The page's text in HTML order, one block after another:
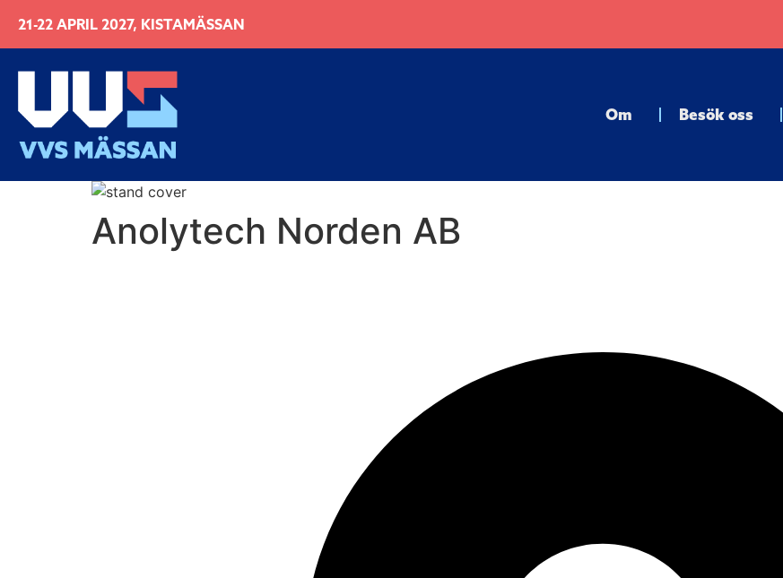
21-22 APRIL 2027, KISTAMÄSSAN
Om Besök oss
Anolytech Norden AB